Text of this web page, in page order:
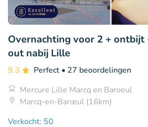
Overnachting voor 2 + ontbijt
out nabij Lille
9.3 Perfect • 27 beoordelingen
Mercure Lille Marcq en Baroeul
Marcq-en-Barœul (16km)
Verkocht: 50